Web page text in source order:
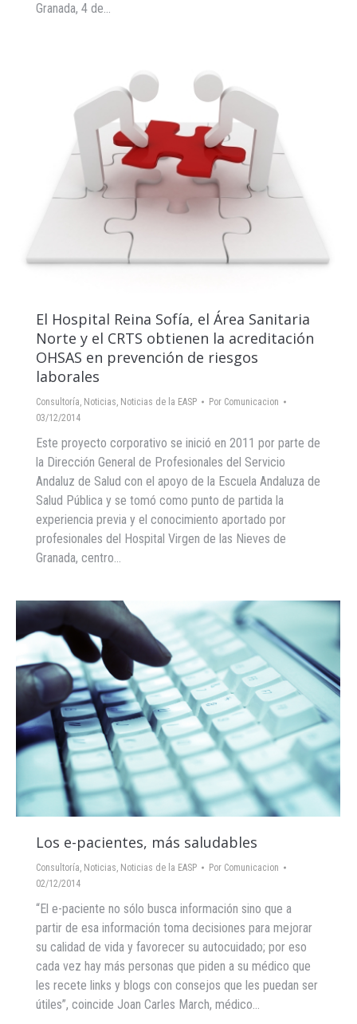
Granada, 4 de…
El Hospital Reina Sofía, el Área Sanitaria
Norte y el CRTS obtienen la acreditación
OHSAS en prevención de riesgos
laborales
Consultoría, Noticias, Noticias de la EASP Por Comunicacion
03/12/2014
Este proyecto corporativo se inició en 2011 por parte de
la Dirección General de Profesionales del Servicio
Andaluz de Salud con el apoyo de la Escuela Andaluza de
Salud Pública y se tomó como punto de partida la
experiencia previa y el conocimiento aportado por
profesionales del Hospital Virgen de las Nieves de
Granada, centro…
Los e-pacientes, más saludables
Consultoría, Noticias, Noticias de la EASP Por Comunicacion
02/12/2014
“El e-paciente no sólo busca información sino que a
partir de esa información toma decisiones para mejorar
su calidad de vida y favorecer su autocuidado; por eso
cada vez hay más personas que piden a su médico que
les recete links y blogs con consejos que les puedan ser
útiles”, coincide Joan Carles March, médico…